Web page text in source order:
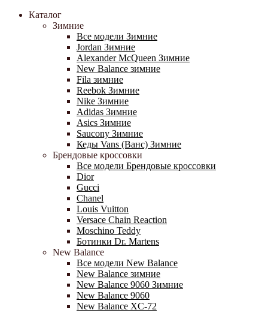
Каталог
Зимние
Все модели Зимние
Jordan Зимние
Alexander McQueen Зимние
New Balance зимние
Fila зимние
Reebok Зимние
Nike Зимние
Adidas Зимние
Asics Зимние
Saucony Зимние
Кеды Vans (Ванс) Зимние
Брендовые кроссовки
Все модели Брендовые кроссовки
Dior
Gucci
Chanel
Louis Vuitton
Versace Chain Reaction
Moschino Teddy
Ботинки Dr. Martens
New Balance
Все модели New Balance
New Balance зимние
New Balance 9060 Зимние
New Balance 9060
New Balance XC-72